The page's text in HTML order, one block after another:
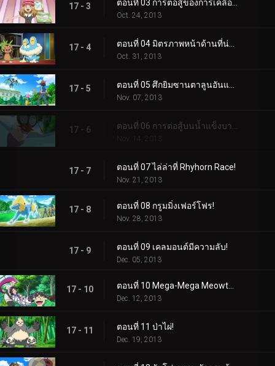
17 - 3
Oct. 24, 2013
17 - 4
Oct. 31, 2013
17 - 5
Nov. 07, 2013
17 - 6
17 - 7 ตอนที่ 07 ไล่ล่าที่ Rhyhorn Race!
Nov. 21, 2013
17 - 8 ตอนที่ 08 กรูมมิ่งเฟอร์โฟร!
Nov. 28, 2013
17 - 9 ตอนที่ 09 เคลมอนต์มีความลับ!
Dec. 05, 2013
17 - 10
Dec. 12, 2013
17 - 11 ตอนที่ 11 ป่าไผ่!
Dec. 19, 2013